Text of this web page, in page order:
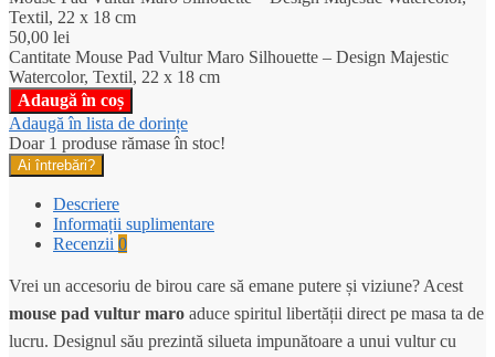
Textil, 22 x 18 cm
50,00 lei
Cantitate Mouse Pad Vultur Maro Silhouette – Design Majestic
Watercolor, Textil, 22 x 18 cm
Adaugă în coș
Adaugă în lista de dorințe
Doar 1 produse rămase în stoc!
Ai întrebări?
Descriere
Informații suplimentare
Recenzii 0
Vrei un accesoriu de birou care să emane putere și viziune? Acest
mouse pad vultur maro aduce spiritul libertății direct pe masa ta de
lucru. Designul său prezintă silueta impunătoare a unui vultur cu